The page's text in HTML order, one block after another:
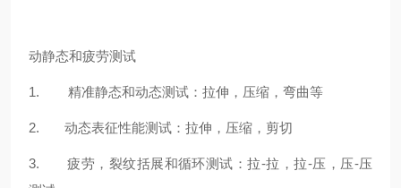
动静态和疲劳测试
1. 精准静态和动态测试：拉伸，压缩，弯曲等
2. 动态表征性能测试：拉伸，压缩，剪切
3. 疲劳，裂纹括展和循环测试：拉-拉，拉-压，压-压